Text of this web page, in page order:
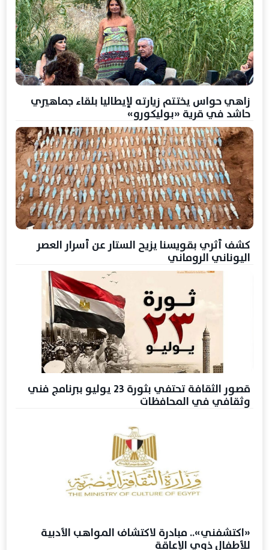
زاهي حواس يختتم زيارته لإيطاليا بلقاء جماهيري
حاشد في قرية «بوليكورو»
كشف أثري بقويسنا يزيح الستار عن أسرار العصر
اليوناني الروماني
قصور الثقافة تحتفي بثورة 23 يوليو ببرنامج فني
وثقافي في المحافظات
«اكتشفني».. مبادرة لاكتشاف المواهب الأدبية
للأطفال ذوي الإعاقة